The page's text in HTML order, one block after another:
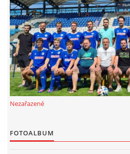
© 2026 eStránky.cz
Nezařazené
FOTOALBUM